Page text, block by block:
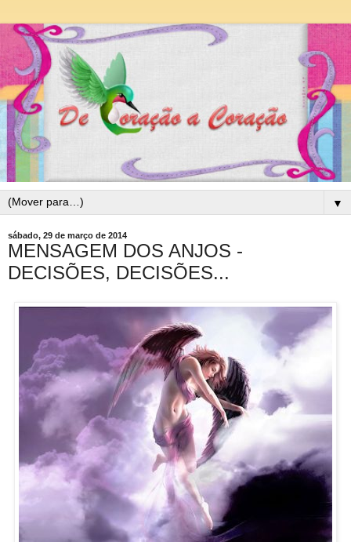
▼
sábado, 29 de março de 2014
MENSAGEM DOS ANJOS -
DECISÕES, DECISÕES...